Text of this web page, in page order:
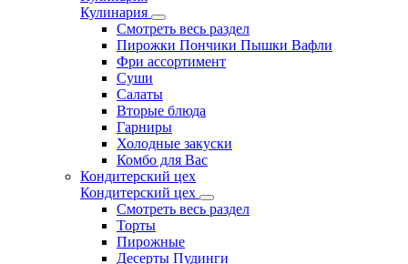
Кулинария
Смотреть весь раздел
Пирожки Пончики Пышки Вафли
Фри ассортимент
Суши
Салаты
Вторые блюда
Гарниры
Холодные закуски
Комбо для Вас
Кондитерский цех
Кондитерский цех
Смотреть весь раздел
Торты
Пирожные
Десерты Пудинги